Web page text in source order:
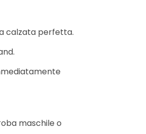
calzata perfetta.
maschile o